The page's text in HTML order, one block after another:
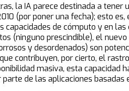
la IA parece destinada a tener
(por poner una fecha); esto
capacidades de cómputo y en
(ninguno prescindible), el
y desordenados) son
contribuyen, por cierto, el
masiva, esta
de las aplicaciones